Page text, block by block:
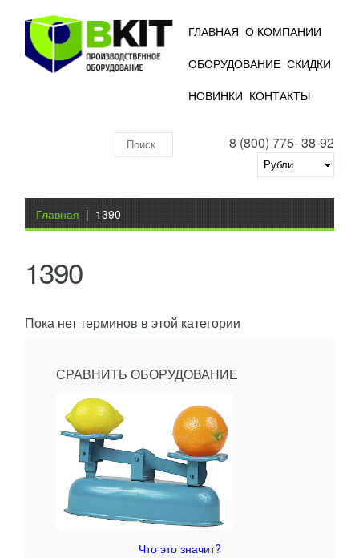
ГЛАВНАЯ О КОМПАНИИ
ОБОРУДОВАНИЕ СКИДКИ
НОВИНКИ КОНТАКТЫ
8 (800) 775- 38-92
складу
Вы здесь
Главная | 1390
1390
Пока нет терминов в этой категории
СРАВНИТЬ ОБОРУДОВАНИЕ
Что это значит?